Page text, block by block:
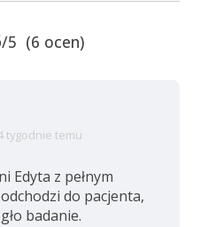
/5 (6 ocen)
tygodnie temu
Edyta z pełnym
do pacjenta,
badanie.